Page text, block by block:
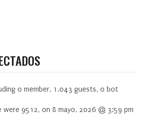
0 member, 1.043 guests, 0 bot
were 9512, on 8 mayo, 2026 @ 3:59 pm